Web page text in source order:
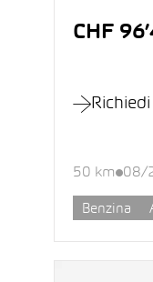
CHF
50 km 08/
Benzina